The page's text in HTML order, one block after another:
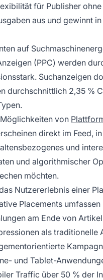
für Publisher
aus und gewinnt
auf
(PPC) werden
Suchanzeigen
2,35 %
von
direkt im Feed,
und
und algorithmischer
möchten.
Nutzererlebnis einer
Placements
am Ende von
als traditionelle
und Tablet-
Traffic über 50 % der